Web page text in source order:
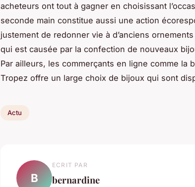
acheteurs ont tout à gagner en choisissant
seconde main constitue aussi une action
justement de redonner vie à d’anciens
qui est causée par la confection de nouveaux
Par ailleurs, les commerçants en ligne comme la
Tropez offre un large choix de bijoux qui sont
Actu
B
ECRIT PAR
bernardine